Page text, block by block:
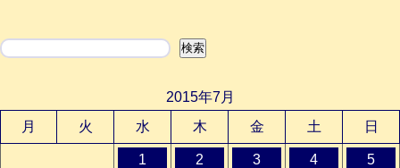
検索 検索
2015年7月
月
火 水 木 金 土 日
1 2 3 4 5